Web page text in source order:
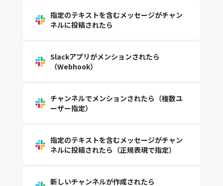
指定のテキストを含むメッセージがチャン
ネルに投稿されたら
Slackアプリがメンションされたら
（Webhook）
チャンネルでメンションされたら（複数ユ
ーザー指定）
指定のテキストを含むメッセージがチャン
ネルに投稿されたら（正規表現で指定）
新しいチャンネルが作成されたら